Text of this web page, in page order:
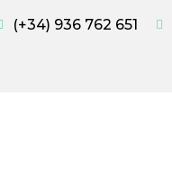
(+34) 936 762 651